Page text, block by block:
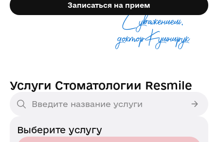
Записаться на прием
С уважением,
доктор Кушнирук
Услуги Стоматологии Resmile
Выберите услугу